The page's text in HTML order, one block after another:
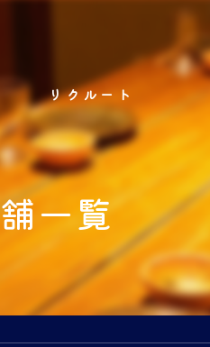
リクルート
一覧